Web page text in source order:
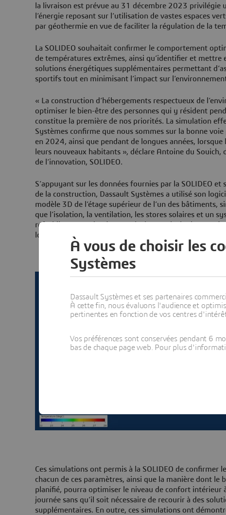
la livraison est prévue au 31 décembre 2023 privilégie
l’énergie reposant sur l’utilisation de vastes espaces
par géothermie en vue de faciliter la régulation de la
La SOLIDEO souhaitait confirmer le comportement
de températures extrêmes, ainsi qu’identifier et
solutions énergétiques supplémentaires permettant
sportifs tout en minimisant l’impact sur
« La construction d’hébergements respectueux de
optimiser le bien-être des personnes qui y résident
constitue la première de nos priorités. La simulation
Systèmes confirme que nous sommes sur la bonne
en 2024, ainsi que pendant de longues années,
leurs nouveaux habitants », déclare Antoine du
de l’innovation, SOLIDEO.
S’appuyant sur les données fournies par la SOLIDEO et
de la construction, Dassault Systèmes a utilisé son
modèle 3D de l’étage supérieur de l’un des bâtiments,
que l’isolation, la ventilation, les stores solaires et un
refroidissement des étages, ainsi que calculer la
long de la journée.
Ces simulations ont permis à la SOLIDEO de confirmer
chacun de ces paramètres, ainsi que la manière dont le
planifié, pourra optimiser le niveau de confort intérieur
journée sans qu’il soit nécessaire de recourir à des
supplémentaires. En outre, ces simulations ont
À vous de choisir les
Systèmes
Dassault Systèmes et ses partenaires
À cette fin, nous évaluons l'audience et
pertinentes en fonction de vos centres
Vos préférences sont conservées pendant 6
bas de chaque page web. Pour plus